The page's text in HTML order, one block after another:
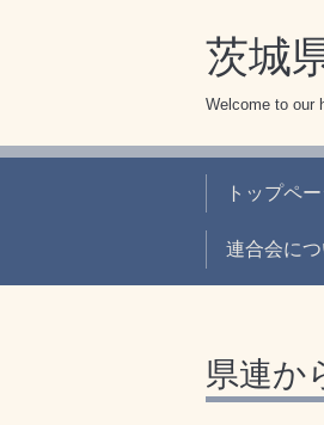
茨城
Welcome to our
トップペ
連合会につ
県連か